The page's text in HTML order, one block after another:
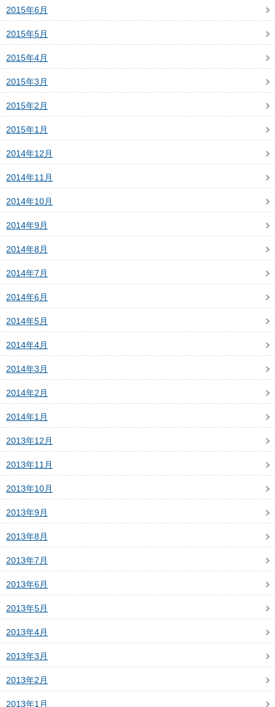
2015年6月
2015年5月
2015年4月
2015年3月
2015年2月
2015年1月
2014年12月
2014年11月
2014年10月
2014年9月
2014年8月
2014年7月
2014年6月
2014年5月
2014年4月
2014年3月
2014年2月
2014年1月
2013年12月
2013年11月
2013年10月
2013年9月
2013年8月
2013年7月
2013年6月
2013年5月
2013年4月
2013年3月
2013年2月
2013年1月